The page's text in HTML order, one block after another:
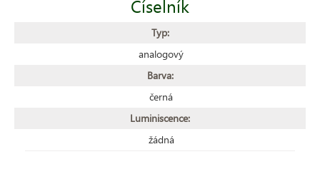
Číselník
Typ:
analogový
Barva:
černá
Luminiscence:
žádná